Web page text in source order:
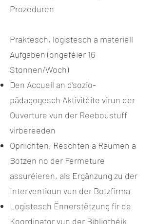
Prozeduren
Praktesch, logistesch a materiell
Aufgaben (ongeféier 16
Stonnen/Woch)
Den Accueil an d’sozio-
pädagogesch Aktivitéite virun der
Ouverture vun der Reeboustuff
virbereeden
Opriichten, Rëschten a Raumen a
Botzen no der Fermeture
assuréieren, als Ergänzung zu der
Interventioun vun der Botzfirma
Logistesch Ënnerstëtzung fir de
Koordinator vun der Bibliothéik